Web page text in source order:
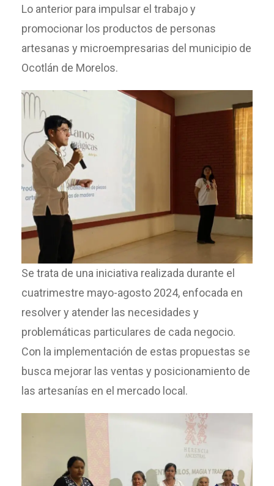
Lo anterior para impulsar el trabajo y
promocionar los productos de personas
artesanas y microempresarias del municipio de
Ocotlán de Morelos.
Se trata de una iniciativa realizada durante el
cuatrimestre mayo-agosto 2024, enfocada en
resolver y atender las necesidades y
problemáticas particulares de cada negocio.
Con la implementación de estas propuestas se
busca mejorar las ventas y posicionamiento de
las artesanías en el mercado local.